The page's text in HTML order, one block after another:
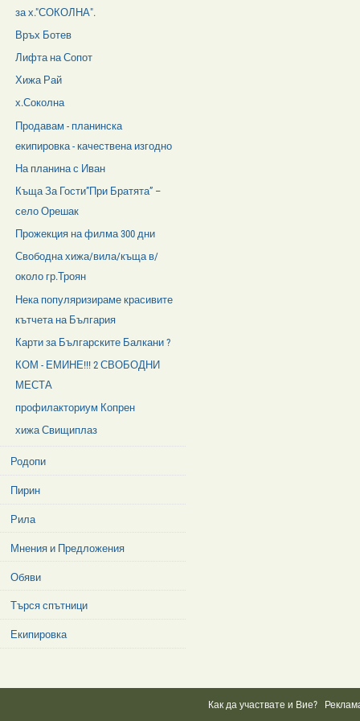
за х."СОКОЛНА".
Връх Ботев
Лифта на Сопот
Хижа Рай
х.Соколна
Продавам - планинска
екипировка - качествена изгодно
На планина с Иван
Къща За Гости”При Братята” –
село Орешак
Прожекция на филма 300 дни
Свободна хижа/вила/къща в/
около гр.Троян
Нека популяризираме красивите
кътчета на България
Карти за Българските Балкани ?
КОМ - ЕМИНЕ!!! 2 СВОБОДНИ
МЕСТА
профилакториум Копрен
хижа Свищиплаз
Родопи
Пирин
Рила
Мнения и Предложения
Обяви
Търся спътници
Екипировка
Box
Как да участвате и Вие?